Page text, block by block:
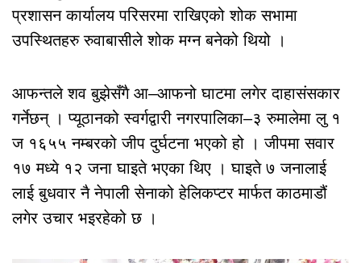
प्रशासन कार्यालय परिसरमा राखिएको शोक सभामा
उपस्थितहरु रुवाबासीले शोक मग्न बनेको थियो ।
आफन्तले शव बुझेसँगै आ–आफनो घाटमा लगेर दाहासंसकार
गर्नेछन् । प्यूठानको स्वर्गद्वारी नगरपालिका–३ रुमालेमा लु १
ज १६५५ नम्बरको जीप दुर्घटना भएको हो । जीपमा सवार
१७ मध्ये १२ जना घाइते भएका थिए । घाइते ७ जनालाई
लाई बुधवार नै नेपाली सेनाको हेलिकप्टर मार्फत काठमाडौं
लगेर उचार भइरहेको छ ।